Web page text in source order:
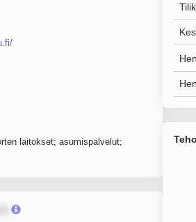
laitokset; asumispalvelut;